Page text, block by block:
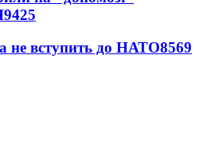
9425
не вступить до НАТО8569